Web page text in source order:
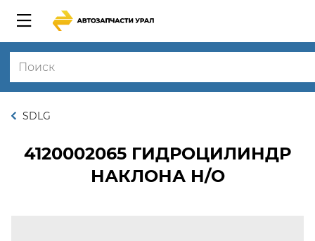
SDLG
4120002065 ГИДРОЦИЛИНДР
НАКЛОНА Н/О